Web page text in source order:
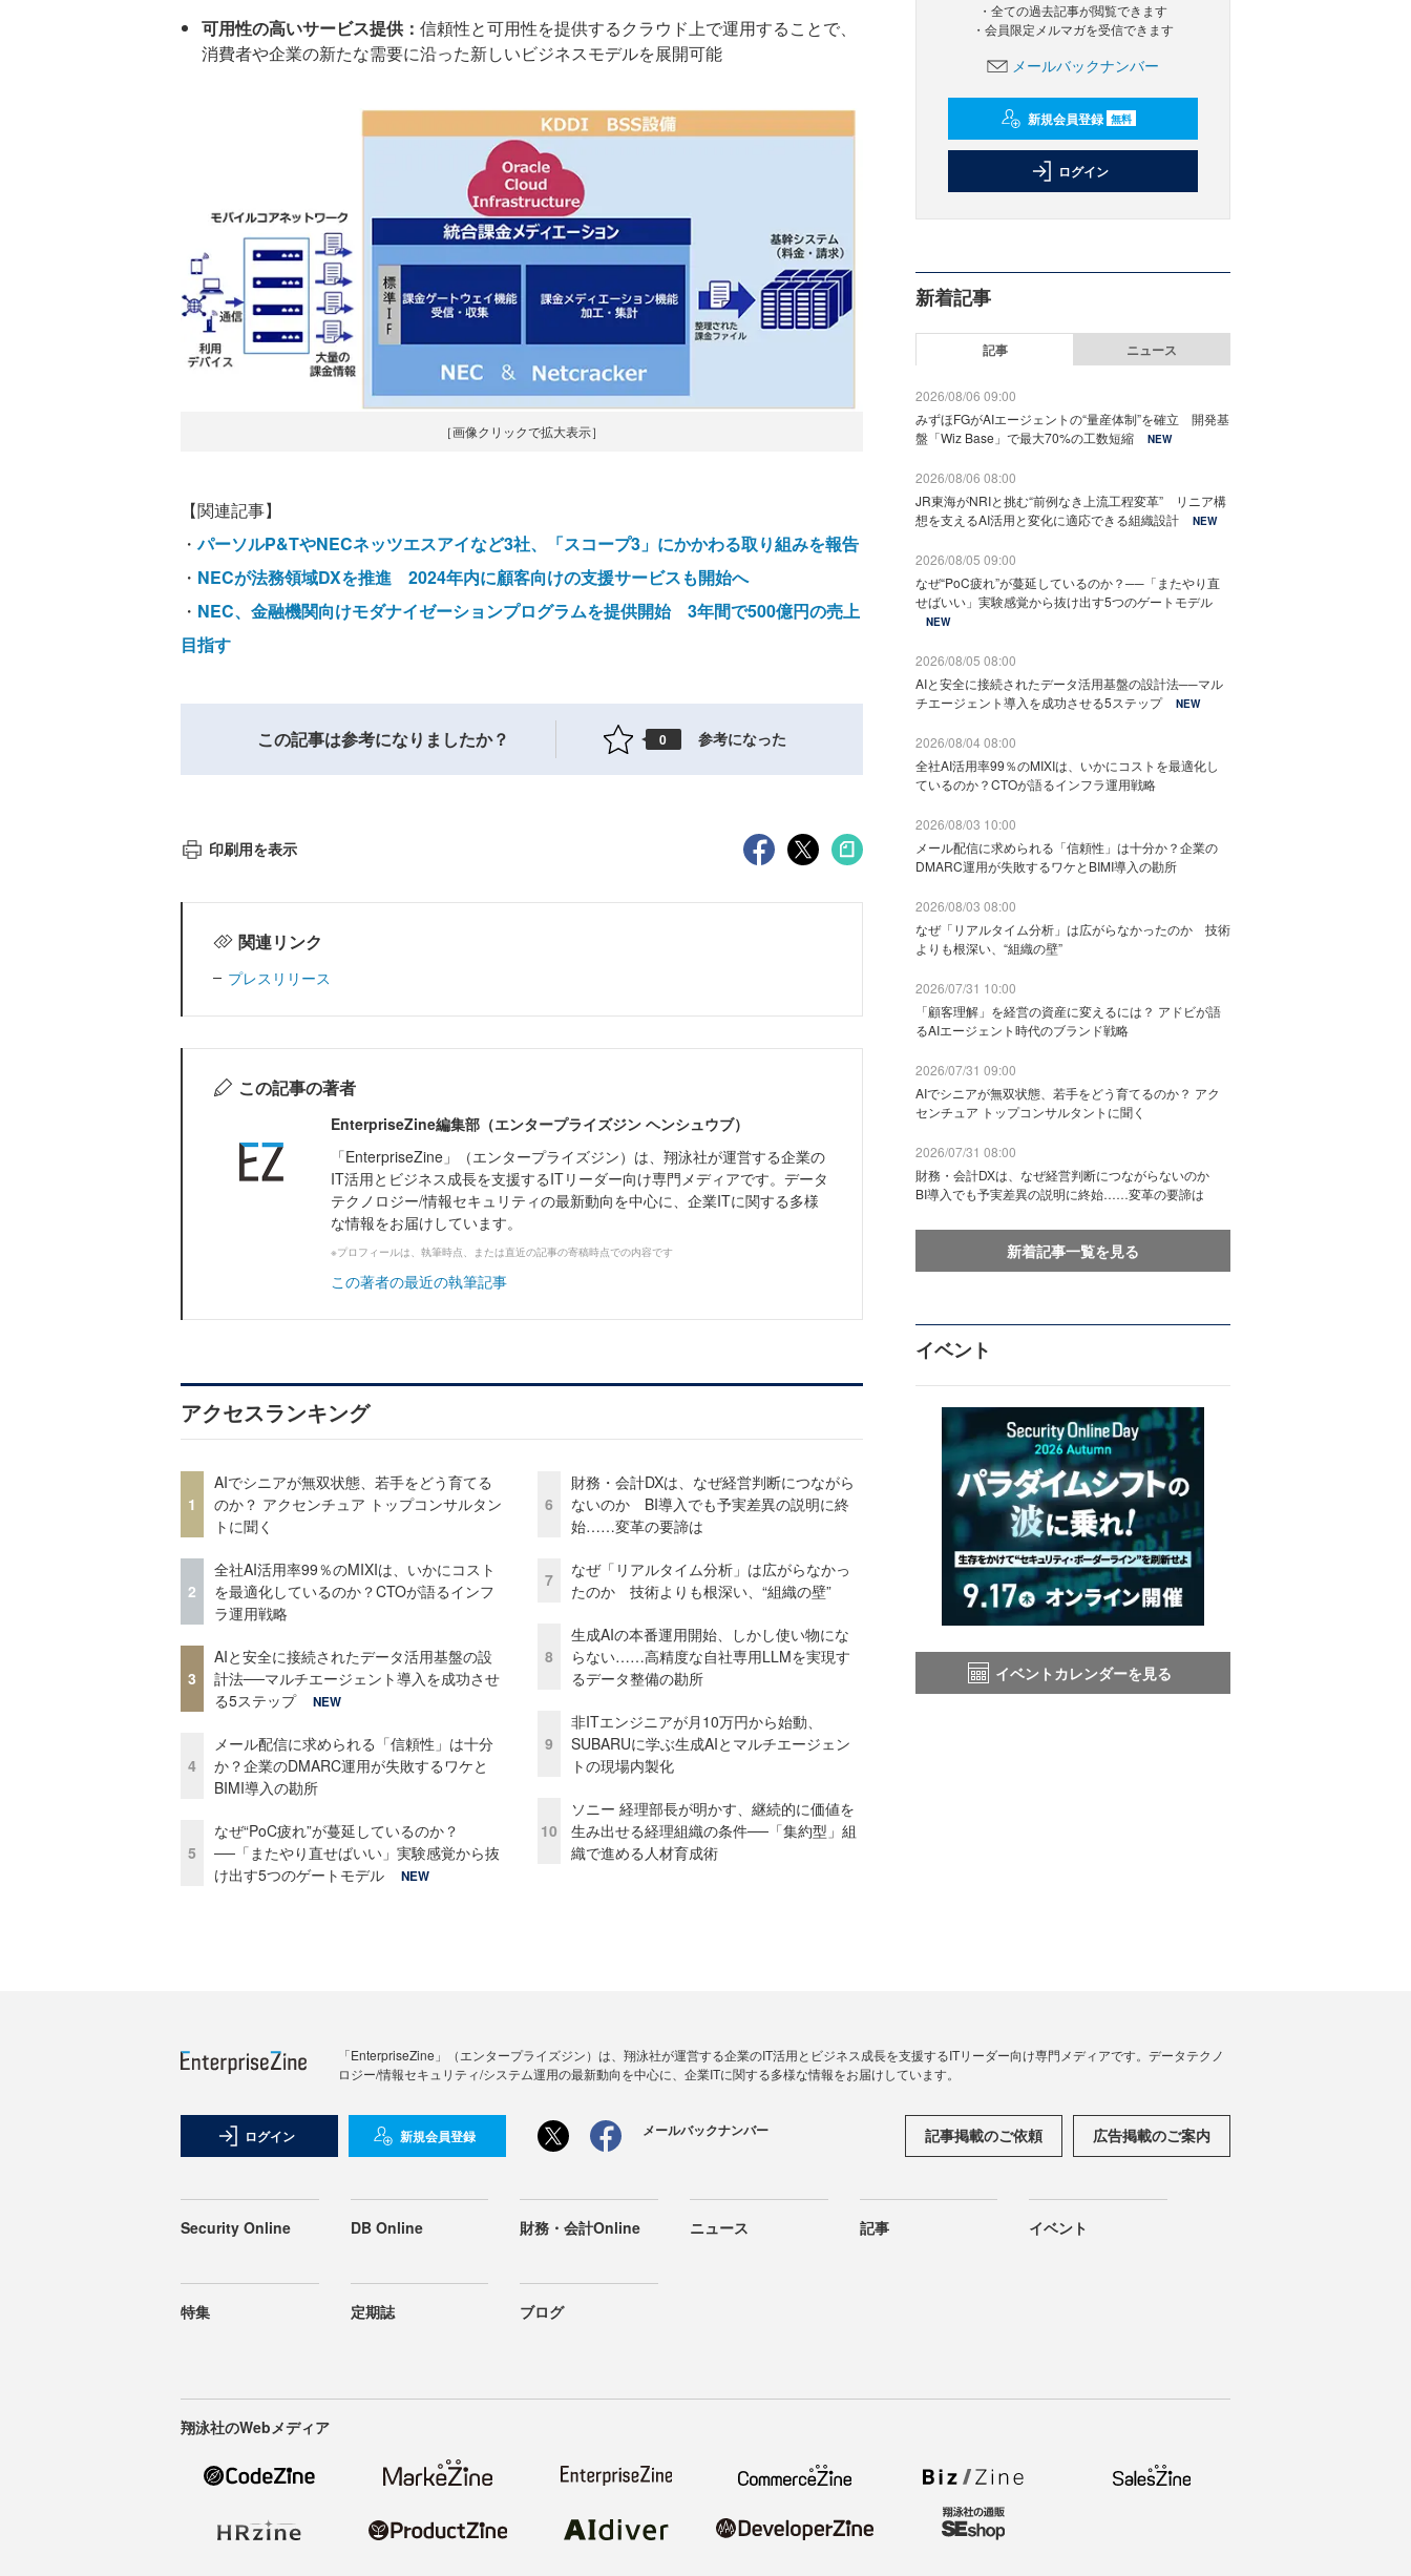
可用性の高いサービス提供： 信頼性と可用性を提供するクラウド上で運用することで、
消費者や企業の新たな需要に沿った新しいビジネスモデルを展開可能
［画像クリックで拡大表示］
【関連記事】
・パーソルP&TやNECネッツエスアイなど3社、「スコープ3」にかかわる取り組みを報告
・ NECが法務領域DXを推進 2024年内に顧客向けの支援サービスも開始へ
・ NEC、金融機関向けモダナイゼーションプログラムを提供開始 3年間で500億円の売上
目指す
この記事は参考になりましたか？ 0 参考になった
印刷用を表示
関連リンク
プレスリリース
この記事の著者
EnterpriseZine編集部（エンタープライズジン ヘンシュウブ）
「EnterpriseZine」（エンタープライズジン）は、翔泳社が運営する企業の
IT活用とビジネス成長を支援するITリーダー向け専門メディアです。データ
テクノロジー/情報セキュリティの最新動向を中心に、企業ITに関する多様
な情報をお届けしています。
※プロフィールは、執筆時点、または直近の記事の寄稿時点での内容です
この著者の最近の執筆記事
アクセスランキング
1
AIでシニアが無双状態、若手をどう育てる
のか？ アクセンチュア トップコンサルタン
トに聞く
2
全社AI活用率99％のMIXIは、いかにコスト
を最適化しているのか？CTOが語るインフ
ラ運用戦略
3
AIと安全に接続されたデータ活用基盤の設
計法──マルチエージェント導入を成功させ
る5ステップ
NEW
4
メール配信に求められる「信頼性」は十分
か？企業のDMARC運用が失敗するワケと
BIMI導入の勘所
5
なぜ“PoC疲れ”が蔓延しているのか？
──「またやり直せばいい」実験感覚から抜
け出す5つのゲートモデル
NEW
6
財務・会計DXは、なぜ経営判断につながら
ないのか BI導入でも予実差異の説明に終
始……変革の要諦は
7
なぜ「リアルタイム分析」は広がらなかっ
たのか 技術よりも根深い、“組織の壁”
8
生成AIの本番運用開始、しかし使い物にな
らない……高精度な自社専用LLMを実現す
るデータ整備の勘所
9
非ITエンジニアが月10万円から始動、
SUBARUに学ぶ生成AIとマルチエージェン
トの現場内製化
10
ソニー 経理部長が明かす、継続的に価値を
生み出せる経理組織の条件──「集約型」組
織で進める人材育成術
・全ての過去記事が閲覧できます
・会員限定メルマガを受信できます
メールバックナンバー
新規会員登録 無料
ログイン
新着記事
記事 ニュース
2026/08/06 09:00
みずほFGがAIエージェントの“量産体制”を確立 開発基
盤「Wiz Base」で最大70%の工数短縮
NEW
2026/08/06 08:00
JR東海がNRIと挑む“前例なき上流工程変革” リニア構
想を支えるAI活用と変化に適応できる組織設計
NEW
2026/08/05 09:00
なぜ“PoC疲れ”が蔓延しているのか？──「またやり直
せばいい」実験感覚から抜け出す5つのゲートモデル
NEW
2026/08/05 08:00
AIと安全に接続されたデータ活用基盤の設計法──マル
チエージェント導入を成功させる5ステップ
NEW
2026/08/04 08:00
全社AI活用率99％のMIXIは、いかにコストを最適化し
ているのか？CTOが語るインフラ運用戦略
2026/08/03 10:00
メール配信に求められる「信頼性」は十分か？企業の
DMARC運用が失敗するワケとBIMI導入の勘所
2026/08/03 08:00
なぜ「リアルタイム分析」は広がらなかったのか 技術
よりも根深い、“組織の壁”
2026/07/31 10:00
「顧客理解」を経営の資産に変えるには？ アドビが語
るAIエージェント時代のブランド戦略
2026/07/31 09:00
AIでシニアが無双状態、若手をどう育てるのか？ アク
センチュア トップコンサルタントに聞く
2026/07/31 08:00
財務・会計DXは、なぜ経営判断につながらないのか
BI導入でも予実差異の説明に終始……変革の要諦は
新着記事一覧を見る
イベント
イベントカレンダーを見る
「EnterpriseZine」（エンタープライズジン）は、翔泳社が運営する企業のIT活用とビジネス成長を支援するITリーダー向け専門メディアです。データテクノ
ロジー/情報セキュリティ/システム運用の最新動向を中心に、企業ITに関する多様な情報をお届けしています。
ログイン 新規会員登録 メールバックナンバー 記事掲載のご依頼 広告掲載のご案内
Security Online DB Online 財務・会計Online ニュース 記事 イベント
特集 定期誌 ブログ
翔泳社のWebメディア